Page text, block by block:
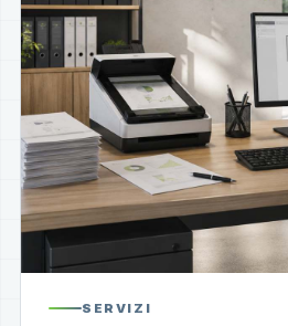
SERVIZI